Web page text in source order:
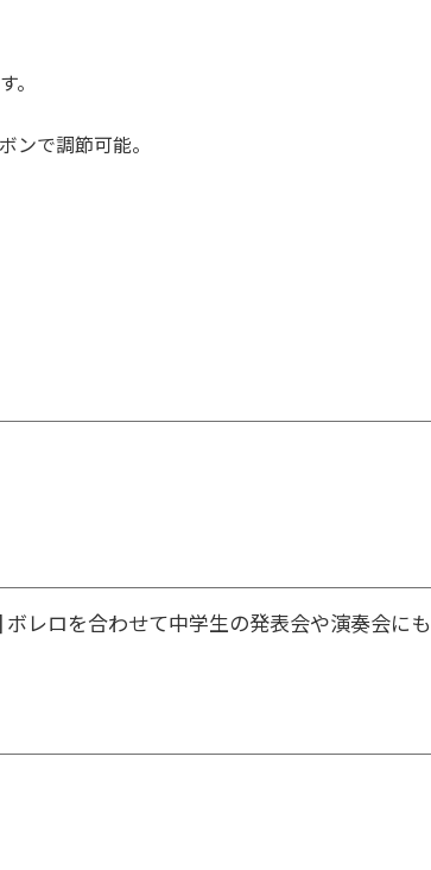
。
ンで調節可能。
レロを合わせて中学生の発表会や演奏会にも